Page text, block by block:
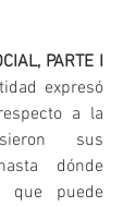
PARTE I
expresó
a la
sus
dónde
que puede